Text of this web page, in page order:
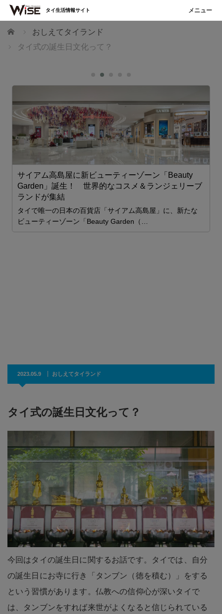
ホーム
おしえてタイランド
タイ式の誕生日文化って？
サイアム高島屋に新ビューティーゾーン「Beauty
Garden」誕生！ 世界的なコスメ＆ランジェリーブ
ランドが集結
タイで唯一の日本の百貨店「サイアム高島屋」に、新たな
ビューティーゾーン「Beauty Garden（…
2023.05.9 おしえてタイランド
タイ式の誕生日文化って？
今回はタイの誕生日に関するお話です。タイでは、自分
の誕生日にお寺に行き「タンブン（徳を積む）」をする
という習慣があります。仏教への信仰心が深いタイで
は、タンブンをすれば来世がよくなると信じられている
タイ生活情報サイト